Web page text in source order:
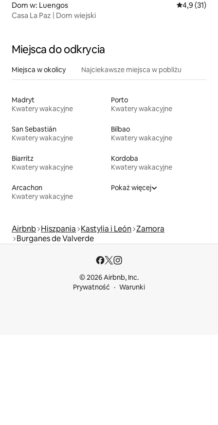
Dom w: Luengos Średnia
4,9 (31)
Casa La Paz | Dom wiejski
Miejsca do odkrycia
Miejsca w okolicy Najciekawsze miejsca w pobliżu
Madryt
Kwatery wakacyjne
Porto
Kwatery wakacyjne
San Sebastián
Kwatery wakacyjne
Bilbao
Kwatery wakacyjne
Biarritz
Kwatery wakacyjne
Kordoba
Kwatery wakacyjne
Arcachon
Kwatery wakacyjne
Pokaż więcej
Airbnb Hiszpania Kastylia i León Zamora
Burganes de Valverde
© 2026 Airbnb, Inc.
Prywatność
Warunki